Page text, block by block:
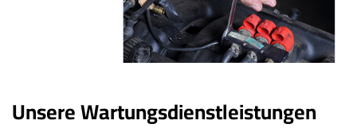
Unsere Wartungsdienstleistungen